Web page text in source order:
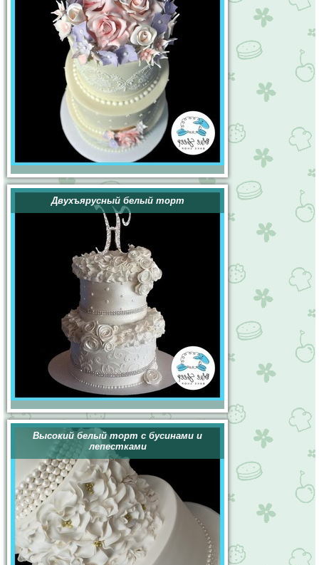
Двухъярусный белый торт
Высокий белый торт с бусинами и
лепестками